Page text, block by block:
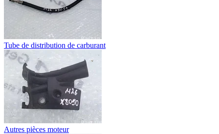
Tube de distribution de carburant
Autres pièces moteur